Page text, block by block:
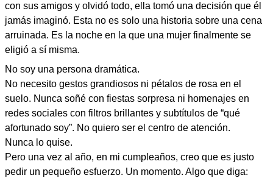
con sus amigos y olvidó todo, ella tomó una decisión que él
jamás imaginó. Esta no es solo una historia sobre una cena
arruinada. Es la noche en la que una mujer finalmente se
eligió a sí misma.
No soy una persona dramática.
No necesito gestos grandiosos ni pétalos de rosa en el
suelo. Nunca soñé con fiestas sorpresa ni homenajes en
redes sociales con filtros brillantes y subtítulos de “qué
afortunado soy”. No quiero ser el centro de atención.
Nunca lo quise.
Pero una vez al año, en mi cumpleaños, creo que es justo
pedir un pequeño esfuerzo. Un momento. Algo que diga: